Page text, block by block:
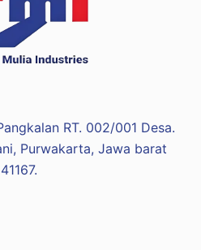
RT. 002/001 Desa.
Purwakarta, Jawa barat
41167.